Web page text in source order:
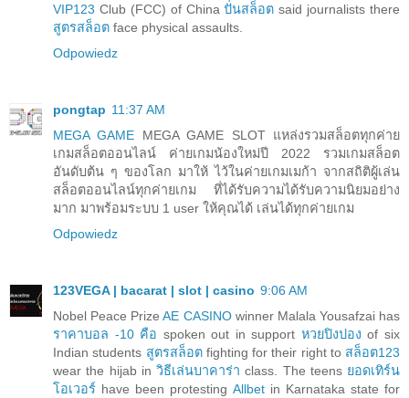
VIP123 Club (FCC) of Chinaปั่นสล็อต said journalists there
สูตรสล็อต face physical assaults.
Odpowiedz
pongtap 11:37 AM
MEGA GAME MEGA GAME SLOT แหล่งรวมสล็อตทุกค่าย
เกมสล็อตออนไลน์ ค่ายเกมน้องใหม่ปี 2022 รวมเกมสล็อต
อันดับต้น ๆ ของโลก มาให้ ไว้ในค่ายเกมเมก้า จากสถิติผู้เล่น
สล็อตออนไลน์ทุกค่ายเกม ที่ได้รับความได้รับความนิยมอย่าง
มาก มาพร้อมระบบ 1 user ให้คุณได้ เล่นได้ทุกค่ายเกม
Odpowiedz
123VEGA | bacarat | slot | casino 9:06 AM
Nobel Peace PrizeAE CASINOwinner Malala Yousafzai has
ราคาบอล -10 คือ spoken out in support หวยปิงปอง of six
Indian students สูตรสล็อตfighting for their right to สล็อต123
wear the hijab in วิธีเล่นบาคาร่า class. The teens ยอดเทิร์น
โอเวอร์ have been protesting Allbetin Karnataka state for